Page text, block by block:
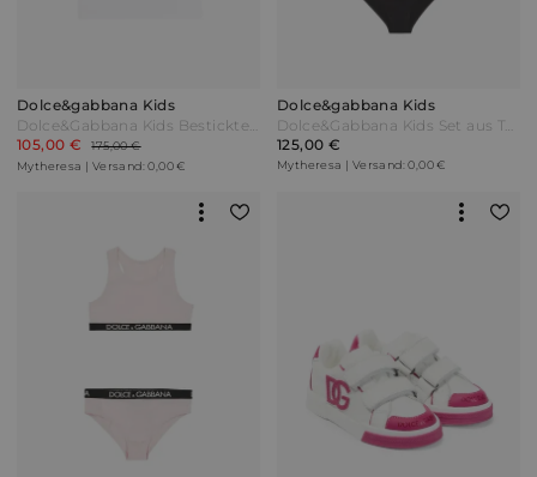
Dolce&gabbana Kids
Dolce&Gabbana Kids Besticktes T-Shirt aus Baumwolle Weiß
105,00 €
175,00 €
Mytheresa | Versand: 0,00 €
Dolce&gabbana Kids
Dolce&Gabbana Kids Set aus Top und Höschen Schwarz
125,00 €
Mytheresa | Versand: 0,00 €